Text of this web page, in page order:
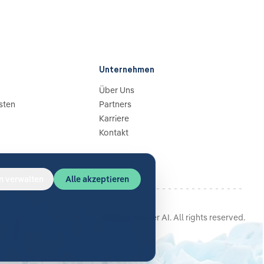
Unternehmen
Über Uns
Partners
Karriere
Kontakt
Glacier AI. All rights reserved.
Alle akzeptieren